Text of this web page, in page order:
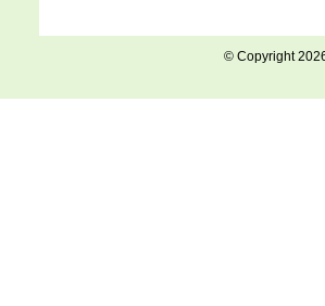
© Copyright